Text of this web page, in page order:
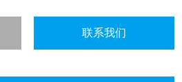
联系我们